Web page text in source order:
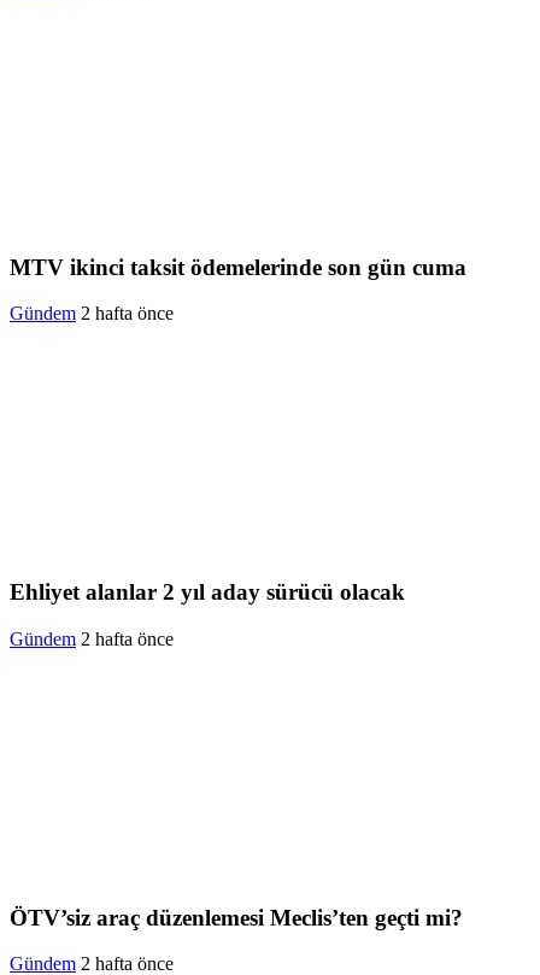
MTV ikinci taksit ödemelerinde son gün cuma
Gündem 2 hafta önce
Ehliyet alanlar 2 yıl aday sürücü olacak
Gündem 2 hafta önce
ÖTV’siz araç düzenlemesi Meclis’ten geçti mi?
Gündem 2 hafta önce